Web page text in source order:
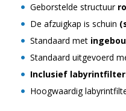
Geborstelde structuur
De afzuigkap is schuin
Standaard met
Standaard uitgevoerd
Inclusief
Hoogwaardig